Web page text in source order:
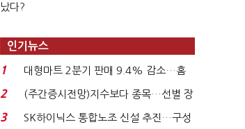
났다?
인기뉴스
1
대형마트 2분기 판매 9.4% 감소…홈
플러스 사태 여파...
2
(주간증시전망)지수보다 종목…선별 장
세 이어진다...
3
SK하이닉스 통합노조 신설 추진…구성